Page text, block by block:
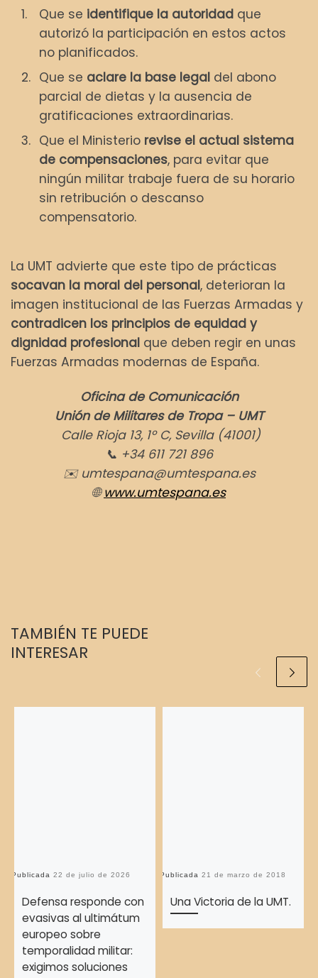
Que se identifique la autoridad que
autorizó la participación en estos actos
no planificados.
Que se aclare la base legal del abono
parcial de dietas y la ausencia de
gratificaciones extraordinarias.
Que el Ministerio revise el actual sistema
de compensaciones, para evitar que
ningún militar trabaje fuera de su horario
sin retribución o descanso
compensatorio.
La UMT advierte que este tipo de prácticas
socavan la moral del personal, deterioran la
imagen institucional de las Fuerzas Armadas y
contradicen los principios de equidad y
dignidad profesional que deben regir en unas
Fuerzas Armadas modernas de España.
Oficina de Comunicación
Unión de Militares de Tropa – UMT
Calle Rioja 13, 1º C, Sevilla (41001)
📞 +34 611 721 896
✉️ umtespana@umtespana.es
🌐 www.umtespana.es
TAMBIÉN TE PUEDE
INTERESAR
Publicada22 de julio de 2026
Defensa responde con
evasivas al ultimátum
europeo sobre
temporalidad militar:
exigimos soluciones
Publicada21 de marzo de 2018
Una Victoria de la UMT.